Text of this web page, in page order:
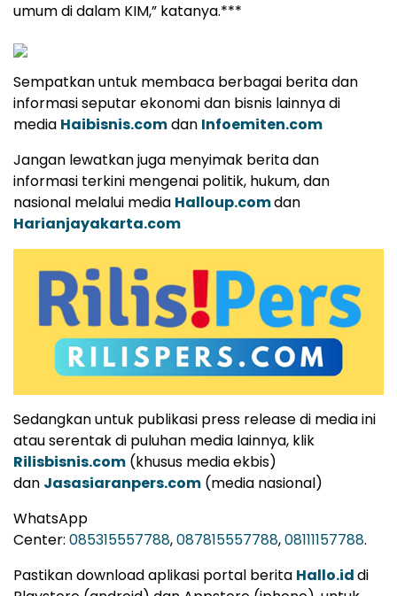
umum di dalam KIM,” katanya.***
Sempatkan untuk membaca berbagai berita dan
informasi seputar ekonomi dan bisnis lainnya di
media Haibisnis.comdan Infoemiten.com
Jangan lewatkan juga menyimak berita dan
informasi terkini mengenai politik, hukum, dan
nasional melalui media Halloup.comdan
Harianjayakarta.com
Sedangkan untuk publikasi press release di media ini
atau serentak di puluhan media lainnya, klik
Rilisbisnis.com (khusus media ekbis)
dan Jasasiaranpers.com (media nasional)
WhatsApp
Center: 085315557788,087815557788,08111157788.
Pastikan download aplikasi portal berita Hallo.iddi